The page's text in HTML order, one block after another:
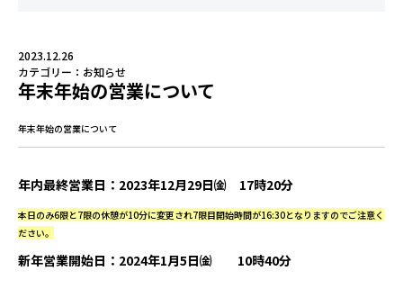
2023.12.26
カテゴリー： お知らせ
年末年始の営業について
年末年始の営業について
年内最終営業日：2023年12月29日㈮ 17時20分
本日のみ6限と7限の休憩が10分に変更され7限目開始時間が16:30となりますのでご注意く
ださい。
新年営業開始日：2024年1月5日㈮ 10時40分